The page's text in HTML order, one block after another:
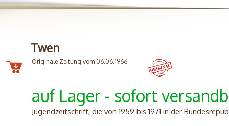
Twen
Originale Zeitung vom 06.06.1966
auf Lager - sofort
Jugendzeitschrift, die von 1959 bis 1971 in der